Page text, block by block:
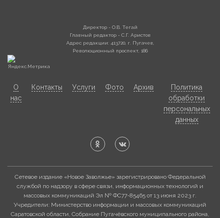
Директор - О.В. Тегай
Главный редактор - С.Г. Аристов
Адрес редакции: 413720, г. Пугачев,
Революционный проспект, 186
О
нас
Контакты Услуги Фото Архив
Политика
обработки
персональных
данных
Сетевое издание «Новое Заволжье» зарегистрировано Федеральной
службой по надзору в сфере связи, информационных технологий и
массовых коммуникаций Эл № ФС77-85465 от 13 июня 2023 г.
Учредители: Министерство информации и массовых коммуникаций
Саратовской области, Собрание Пугачёвского муниципального района,